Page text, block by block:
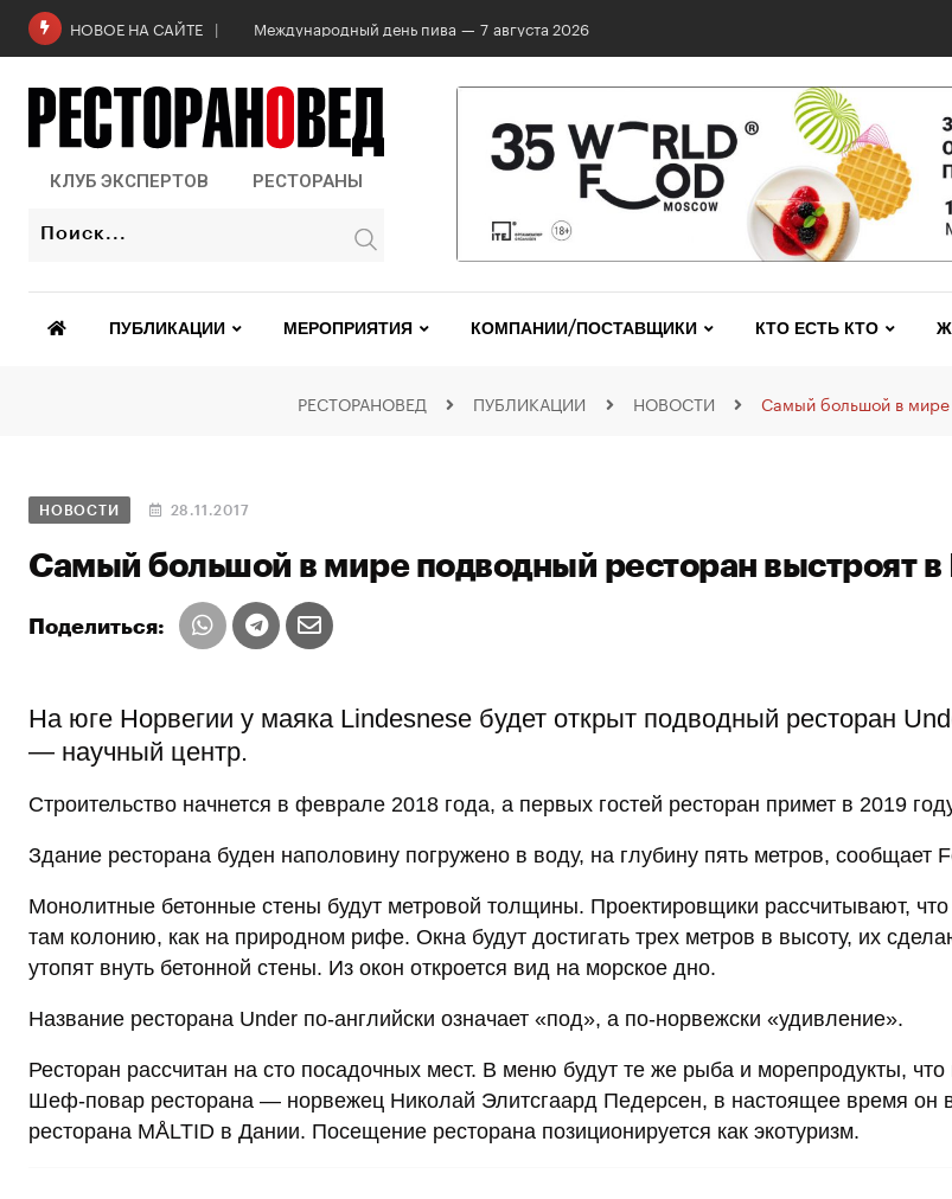
НОВОЕ НА САЙТЕ Международный день пива — 7 августа 2026
КЛУБ ЭКСПЕРТОВ РЕСТОРАНЫ
ПУБЛИКАЦИИ МЕРОПРИЯТИЯ КОМПАНИИ/ПОСТАВЩИКИ КТО ЕСТЬ КТО
РЕСТОРАНОВЕД ПУБЛИКАЦИИ НОВОСТИ Самый большой в мире
НОВОСТИ 28.11.2017
Самый большой в мире подводный ресторан выстроят в
Поделиться:
На юге Норвегии у маяка Lindesnese будет открыт подводный ресторан
— научный центр.
Строительство начнется в феврале 2018 года, а первых гостей ресторан примет в 2019
Здание ресторана буден наполовину погружено в воду, на глубину пять метров, сообщает
Монолитные бетонные стены будут метровой толщины. Проектировщики рассчитывают,
там колонию, как на природном рифе. Окна будут достигать трех метров в высоту, их
утопят внуть бетонной стены. Из окон откроется вид на морское дно.
Название ресторана Under по-английски означает «под», а по-норвежски «удивление».
Ресторан рассчитан на сто посадочных мест. В меню будут те же рыба и морепродукты,
Шеф-повар ресторана — норвежец Николай Элитсгаард Педерсен, в настоящее время он
ресторана MÅLTID в Дании. Посещение ресторана позиционируется как экотуризм.